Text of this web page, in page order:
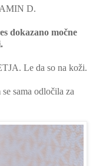
D.
dokazano močne
Le da so na koži.
sama odločila za